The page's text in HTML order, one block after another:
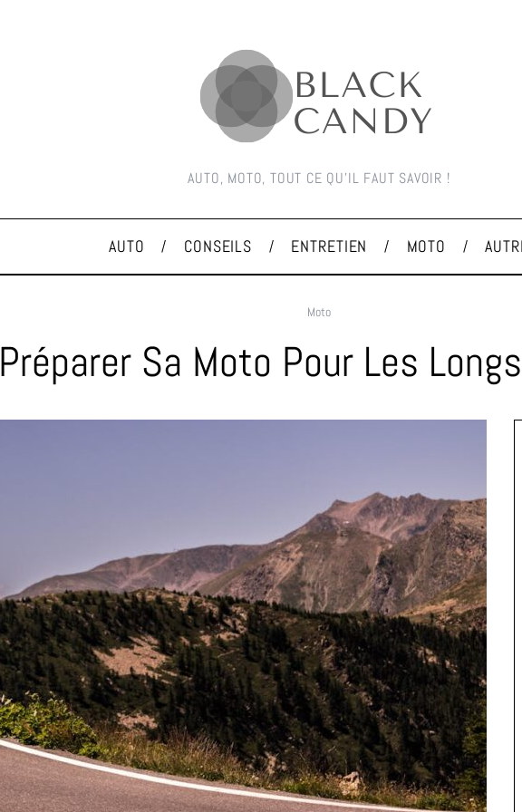
AUTO, MOTO, TOUT CE QU'IL FAUT SAVOIR !
AUTO CONSEILS ENTRETIEN MOTO
Moto
Préparer Sa Moto Pour Les